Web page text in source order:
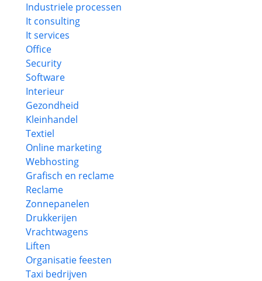
Industriele processen
It consulting
It services
Office
Security
Software
Interieur
Gezondheid
Kleinhandel
Textiel
Online marketing
Webhosting
Grafisch en reclame
Reclame
Zonnepanelen
Drukkerijen
Vrachtwagens
Liften
Organisatie feesten
Taxi bedrijven